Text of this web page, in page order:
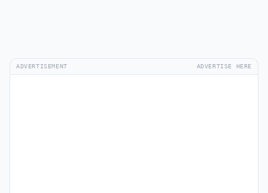
ADVERTISEMENT ADVERTISE HERE